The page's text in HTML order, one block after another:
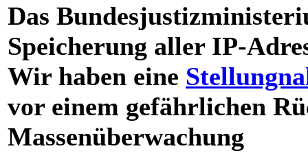
Das
Speicherung aller IP-
Wir haben eine
vor einem gefährlichen
Massenüberwachung